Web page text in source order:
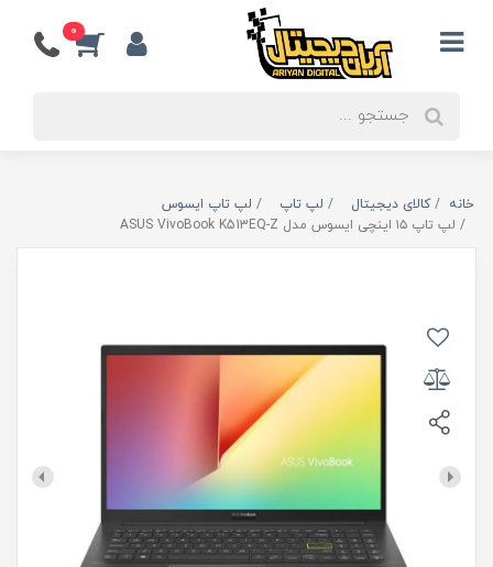
0
خانه کالای دیجیتال لپ تاپ
لپ تاپ ایسوس
لپ تاپ ۱۵ اینچی ایسوس مدل ASUS VivoBook K513EQ-Z